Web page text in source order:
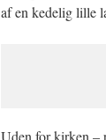
af en kedelig lille
Uden for kirken –